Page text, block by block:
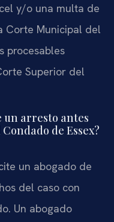
y/o una multa de
Corte Municipal del
procesables
Superior del
un arresto antes
de Essex?
un abogado de
del caso con
Un abogado